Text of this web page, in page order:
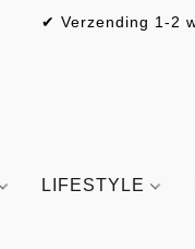
✔ Verzending 1-2
LIFESTYLE